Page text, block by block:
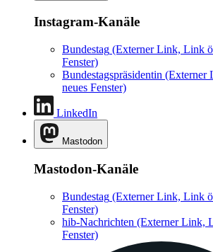
Instagram-Kanäle
Bundestag (Externer Link, Link
Fenster)
Bundestagspräsidentin (Externer
neues Fenster)
LinkedIn
Mastodon
Mastodon-Kanäle
Bundestag (Externer Link, Link
Fenster)
hib-Nachrichten (Externer Link,
Fenster)